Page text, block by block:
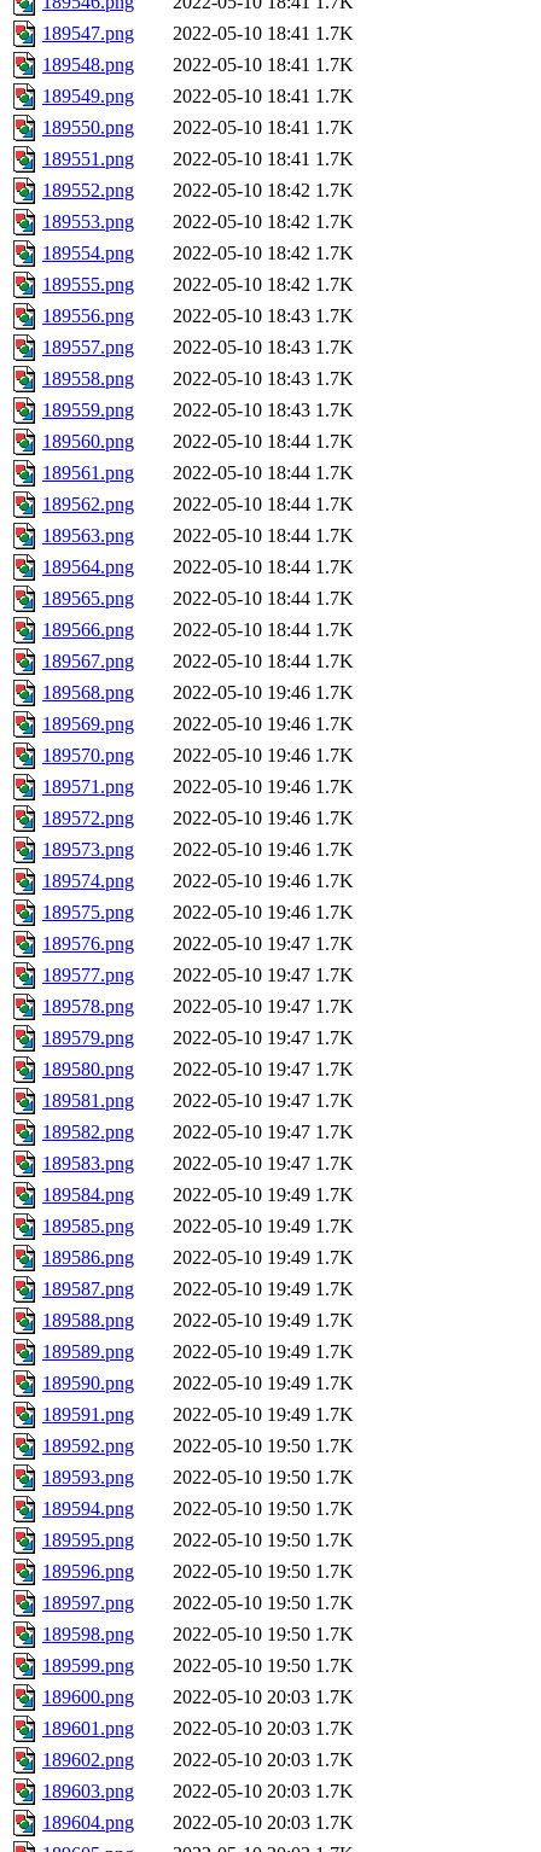
189547.png
2022-05-10 18:41 1.7K
189548.png
2022-05-10 18:41 1.7K
189549.png
2022-05-10 18:41 1.7K
189550.png
2022-05-10 18:41 1.7K
189551.png
2022-05-10 18:41 1.7K
189552.png
2022-05-10 18:42 1.7K
189553.png
2022-05-10 18:42 1.7K
189554.png
2022-05-10 18:42 1.7K
189555.png
2022-05-10 18:42 1.7K
189556.png
2022-05-10 18:43 1.7K
189557.png
2022-05-10 18:43 1.7K
189558.png
2022-05-10 18:43 1.7K
189559.png
2022-05-10 18:43 1.7K
189560.png
2022-05-10 18:44 1.7K
189561.png
2022-05-10 18:44 1.7K
189562.png
2022-05-10 18:44 1.7K
189563.png
2022-05-10 18:44 1.7K
189564.png
2022-05-10 18:44 1.7K
189565.png
2022-05-10 18:44 1.7K
189566.png
2022-05-10 18:44 1.7K
189567.png
2022-05-10 18:44 1.7K
189568.png
2022-05-10 19:46 1.7K
189569.png
2022-05-10 19:46 1.7K
189570.png
2022-05-10 19:46 1.7K
189571.png
2022-05-10 19:46 1.7K
189572.png
2022-05-10 19:46 1.7K
189573.png
2022-05-10 19:46 1.7K
189574.png
2022-05-10 19:46 1.7K
189575.png
2022-05-10 19:46 1.7K
189576.png
2022-05-10 19:47 1.7K
189577.png
2022-05-10 19:47 1.7K
189578.png
2022-05-10 19:47 1.7K
189579.png
2022-05-10 19:47 1.7K
189580.png
2022-05-10 19:47 1.7K
189581.png
2022-05-10 19:47 1.7K
189582.png
2022-05-10 19:47 1.7K
189583.png
2022-05-10 19:47 1.7K
189584.png
2022-05-10 19:49 1.7K
189585.png
2022-05-10 19:49 1.7K
189586.png
2022-05-10 19:49 1.7K
189587.png
2022-05-10 19:49 1.7K
189588.png
2022-05-10 19:49 1.7K
189589.png
2022-05-10 19:49 1.7K
189590.png
2022-05-10 19:49 1.7K
189591.png
2022-05-10 19:49 1.7K
189592.png
2022-05-10 19:50 1.7K
189593.png
2022-05-10 19:50 1.7K
189594.png
2022-05-10 19:50 1.7K
189595.png
2022-05-10 19:50 1.7K
189596.png
2022-05-10 19:50 1.7K
189597.png
2022-05-10 19:50 1.7K
189598.png
2022-05-10 19:50 1.7K
189599.png
2022-05-10 19:50 1.7K
189600.png
2022-05-10 20:03 1.7K
189601.png
2022-05-10 20:03 1.7K
189602.png
2022-05-10 20:03 1.7K
189603.png
2022-05-10 20:03 1.7K
189604.png
2022-05-10 20:03 1.7K